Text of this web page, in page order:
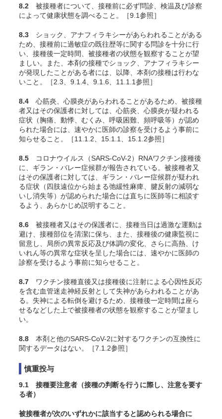
8.2 被接種者について、接種前に必ず問診、検温及び診察
によって健康状態を調べること。［9.1参照］
8.3 ショック、アナフィラキシーがあらわれることがある
ため、接種前に過敏症の既往歴等に関する問診を十分に行
い、接種後一定時間、被接種者の状態を観察することが望
ましい。また、本剤の接種でショック、アナフィラキシー
が発現したことがある者には、以降、本剤の接種は行わな
いこと。［2.3、9.1.4、9.1.6、11.1.1参照］
8.4 心筋炎、心膜炎があらわれることがあるため、被接種
者又はその保護者に対しては、心筋炎、心膜炎が疑われる
症状（胸痛、動悸、むくみ、呼吸困難、頻呼吸等）が認め
られた場合には、速やかに医師の診察を受けるよう事前に
知らせること。［11.1.2、15.1.1、15.1.2参照］
8.5 コロナウイルス（SARS-CoV-2）RNAワクチン接種後
に、ギラン・バレー症候群が報告されている。被接種者又
はその保護者に対しては、ギラン・バレー症候群が疑われ
る症状（四肢遠位から始まる弛緩性麻痺、腱反射の減弱な
いし消失等）が認められた場合には直ちに医師等に相談す
るよう、あらかじめ説明すること。
8.6 被接種者又はその保護者に、接種当日は過激な運動は
避け、接種部位を清潔に保ち、また、接種後の健康監視に
留意し、局所の異常反応及び体調の変化、さらに高熱、け
いれん等の異常な症状を呈した場合には、速やかに医師の
診察を受けるよう事前に知らせること。
8.7 ワクチン接種直後又は接種後に注射による心因性反応
を含む血管迷走神経反射として失神があらわれることがあ
る。失神による転倒を避けるため、接種後一定時間は座ら
せるなどした上で被接種者の状態を観察することが望まし
い。
8.8 本剤と他のSARS-CoV-2に対するワクチンの互換性に
関するデータはない。
［7.1.2参照］
慎重投与
9.1 接種要注意者（接種の判断を行うに際し、注意を要す
る者）
被接種者が次のいずれかに該当すると認められる場合に